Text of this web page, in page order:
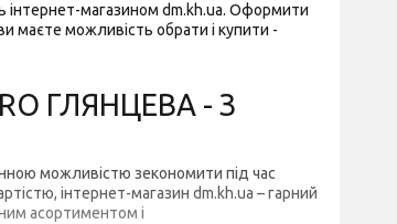
інтернет-магазином dm.kh.ua. Оформити
маєте можливість обрати і купити -
ГЛЯНЦЕВА - З
можливістю зекономити під час
інтернет-магазин dm.kh.ua – гарний
асортиментом і